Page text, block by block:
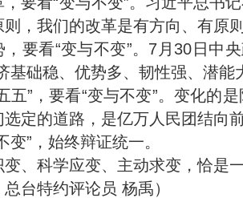
，我们的改革是有方向、有原
，要看“变与不变”。7月30日中
基础稳、优势多、韧性强、潜
五”，要看“变与不变”。变化的
选定的道路，是亿万人民团结向
变”，始终辩证统一。
变、科学应变、主动求变，恰是
总台特约评论员 杨禹）